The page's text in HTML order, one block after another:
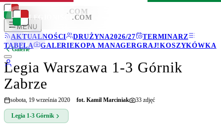
LEGIONISCI .COM
MENU
AKTUALNOŚCI
DRUŻYNA2026/27
TERMINARZ
TABELA
GALERIEKOPA MANAGERGRAJ!KOSZYKÓWKA
LEGIONISCI .COM
Galerie
Legia Warszawa 1-3 Górnik
Zabrze
sobota, 19 września 2020 fot. Kamil Marciniak 33 zdjęć
Legia 1-3 Górnik